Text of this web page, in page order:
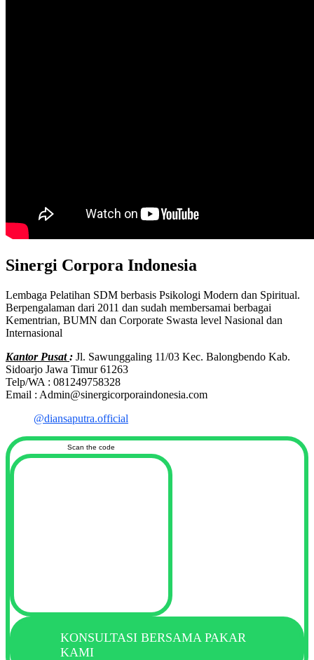
Sinergi Corpora Indonesia
Lembaga Pelatihan SDM berbasis Psikologi Modern dan Spiritual.
Berpengalaman dari 2011 dan sudah membersamai berbagai
Kementrian, BUMN dan Corporate Swasta level Nasional dan
Internasional
Kantor Pusat: Jl. Sawunggaling 11/03 Kec. Balongbendo Kab.
Sidoarjo Jawa Timur 61263
Telp/WA : 081249758328
Email : Admin@sinergicorporaindonesia.com
@diansaputra.official
Scan the code
KONSULTASI BERSAMA PAKAR
KAMI